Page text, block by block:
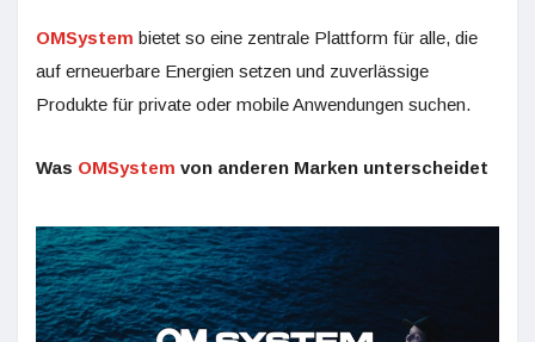
OMSystem bietet so eine zentrale Plattform für alle, die
auf erneuerbare Energien setzen und zuverlässige
Produkte für private oder mobile Anwendungen suchen.
Was OMSystem von anderen Marken unterscheidet